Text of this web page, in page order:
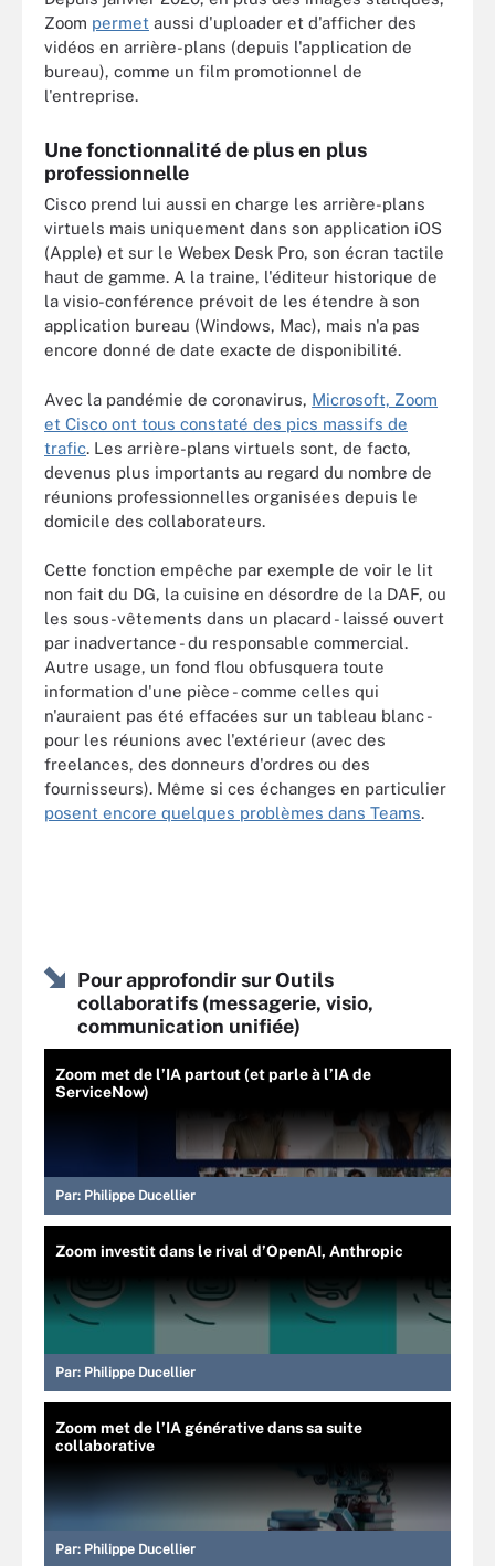
Zoom permet aussi d'uploader et d'afficher des
vidéos en arrière-plans (depuis l'application de
bureau), comme un film promotionnel de
l'entreprise.
Une fonctionnalité de plus en plus
professionnelle
Cisco prend lui aussi en charge les arrière-plans
virtuels mais uniquement dans son application iOS
(Apple) et sur le Webex Desk Pro, son écran tactile
haut de gamme. A la traine, l'éditeur historique de
la visio-conférence prévoit de les étendre à son
application bureau (Windows, Mac), mais n'a pas
encore donné de date exacte de disponibilité.
Avec la pandémie de coronavirus, Microsoft, Zoom
et Cisco ont tous constaté des pics massifs de
trafic. Les arrière-plans virtuels sont, de facto,
devenus plus importants au regard du nombre de
réunions professionnelles organisées depuis le
domicile des collaborateurs.
Cette fonction empêche par exemple de voir le lit
non fait du DG, la cuisine en désordre de la DAF, ou
les sous-vêtements dans un placard - laissé ouvert
par inadvertance - du responsable commercial.
Autre usage, un fond flou obfusquera toute
information d'une pièce - comme celles qui
n'auraient pas été effacées sur un tableau blanc -
pour les réunions avec l'extérieur (avec des
freelances, des donneurs d'ordres ou des
fournisseurs). Même si ces échanges en particulier
posent encore quelques problèmes dans Teams.
Pour approfondir sur Outils
collaboratifs (messagerie, visio,
communication unifiée)
Zoom met de l’IA partout (et parle à l’IA de
ServiceNow)
Par: Philippe Ducellier
Zoom investit dans le rival d’OpenAI, Anthropic
Par: Philippe Ducellier
Zoom met de l’IA générative dans sa suite
collaborative
Par: Philippe Ducellier